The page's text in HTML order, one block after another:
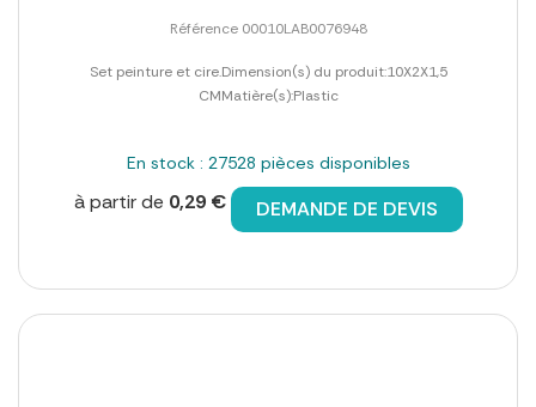
Référence 00010LAB0076948
Set peinture et cire.Dimension(s) du produit:10X2X1,5
CMMatière(s):Plastic
En stock : 27528 pièces disponibles
à partir de 0,29 € DEMANDE DE DEVIS